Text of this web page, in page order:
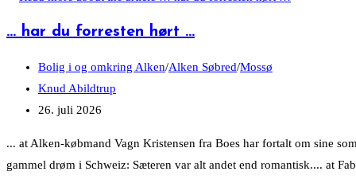
forresten
hørt
… har du forresten hørt …
Post
category:
Bolig i og omkring Alken/Alken Søbred/Mossø
Post
author:
Knud Abildtrup
Post
26. juli 2026
... at Alken-købmand Vagn Kristensen fra Boes har fortalt om sine
gammel drøm i Schweiz: Sæteren var alt andet end romantisk.... at